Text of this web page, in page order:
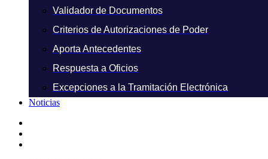
Validador de Documentos
Criterios de Autorizaciones de Poder
Aporta Antecedentes
Respuesta a Oficios
Excepciones a la Tramitación Electrónica
Noticias